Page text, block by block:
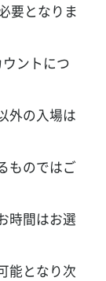
要となりま
ントにつ
外の入場は
ものではご
時間はお選
能となり次